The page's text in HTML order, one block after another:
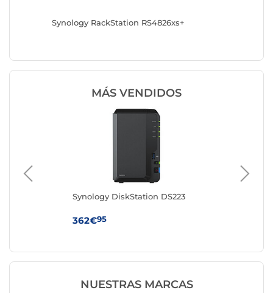
Synology RackStation RS4826xs+
MÁS VENDIDOS
Synology DiskStation DS223
362€95
NUESTRAS MARCAS